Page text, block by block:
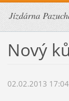
Jízdárna
Nový
02.02.2013 17:04